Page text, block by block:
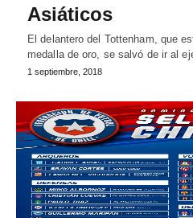
Asiáticos
El delantero del Tottenham, que
medalla de oro, se salvó de ir al
1 septiembre, 2018